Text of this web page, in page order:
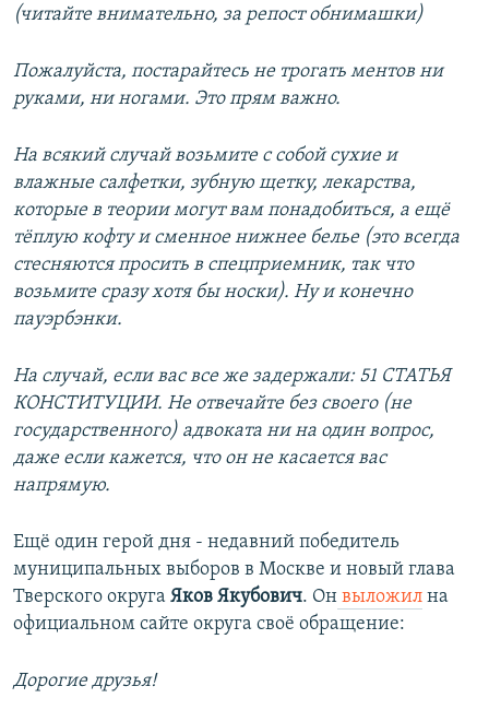
(читайте внимательно, за репост обнимашки)
Пожалуйста, постарайтесь не трогать ментов ни
руками, ни ногами. Это прям важно.
На всякий случай возьмите с собой сухие и
влажные салфетки, зубную щетку, лекарства,
которые в теории могут вам понадобиться, а ещё
тёплую кофту и сменное нижнее белье (это всегда
стесняются просить в спецприемник, так что
возьмите сразу хотя бы носки). Ну и конечно
пауэрбэнки.
На случай, если вас все же задержали: 51 СТАТЬЯ
КОНСТИТУЦИИ. Не отвечайте без своего (не
государственного) адвоката ни на один вопрос,
даже если кажется, что он не касается вас
напрямую.
Ещё один герой дня - недавний победитель
муниципальных выборов в Москве и новый глава
Тверского округа Яков Якубович. Он выложил на
официальном сайте округа своё обращение:
Дорогие друзья!